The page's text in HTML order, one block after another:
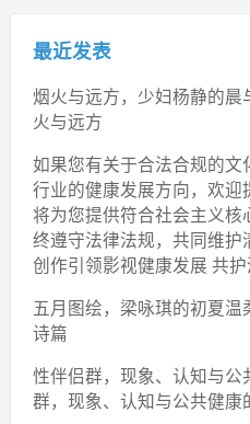
最近发表
烟火与远方，少妇杨静的晨
火与远方
如果您有关于合法合规的文
行业的健康发展方向，欢迎
将为您提供符合社会主义核
终遵守法律法规，共同维护
创作引领影视健康发展 共护
五月图绘，梁咏琪的初夏
诗篇
性伴侣群，现象、认知与公
群，现象、认知与公共健康